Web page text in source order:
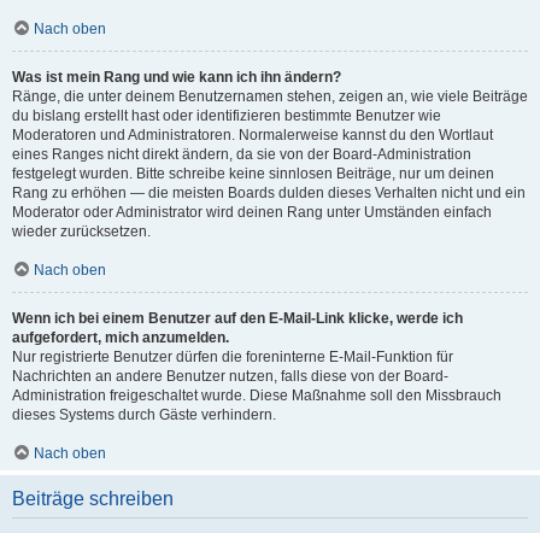
Nach oben
Was ist mein Rang und wie kann ich ihn ändern?
Ränge, die unter deinem Benutzernamen stehen, zeigen an, wie viele Beiträge
du bislang erstellt hast oder identifizieren bestimmte Benutzer wie
Moderatoren und Administratoren. Normalerweise kannst du den Wortlaut
eines Ranges nicht direkt ändern, da sie von der Board-Administration
festgelegt wurden. Bitte schreibe keine sinnlosen Beiträge, nur um deinen
Rang zu erhöhen — die meisten Boards dulden dieses Verhalten nicht und ein
Moderator oder Administrator wird deinen Rang unter Umständen einfach
wieder zurücksetzen.
Nach oben
Wenn ich bei einem Benutzer auf den E-Mail-Link klicke, werde ich
aufgefordert, mich anzumelden.
Nur registrierte Benutzer dürfen die foreninterne E-Mail-Funktion für
Nachrichten an andere Benutzer nutzen, falls diese von der Board-
Administration freigeschaltet wurde. Diese Maßnahme soll den Missbrauch
dieses Systems durch Gäste verhindern.
Nach oben
Beiträge schreiben